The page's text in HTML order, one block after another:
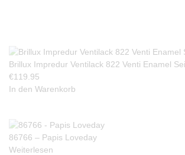
Brillux Impredur Ventilack 822 Venti Enamel
€119.95
In den Warenkorb
86766 – Papis Loveday
Weiterlesen